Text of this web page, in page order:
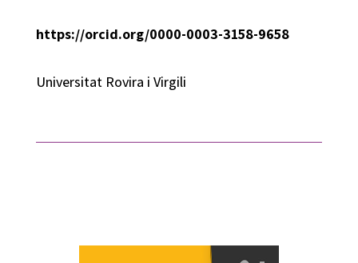
https://orcid.org/0000-0003-3158-9658
Universitat Rovira i Virgili